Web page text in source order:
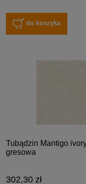
do koszyka
Tubądzin Mantigo
gresowa
302,30 zł